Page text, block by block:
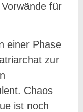
für
einer Phase
zur
Chaos
ist noch